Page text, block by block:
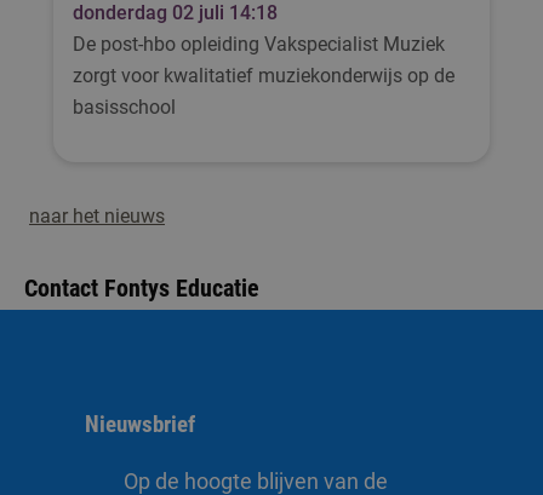
donderdag 02 juli 14:18
De post-hbo opleiding Vakspecialist Muziek
zorgt voor kwalitatief muziekonderwijs op de
basisschool
naar het nieuws
Contact Fontys Educatie
Nieuwsbrief
Op de hoogte blijven van de